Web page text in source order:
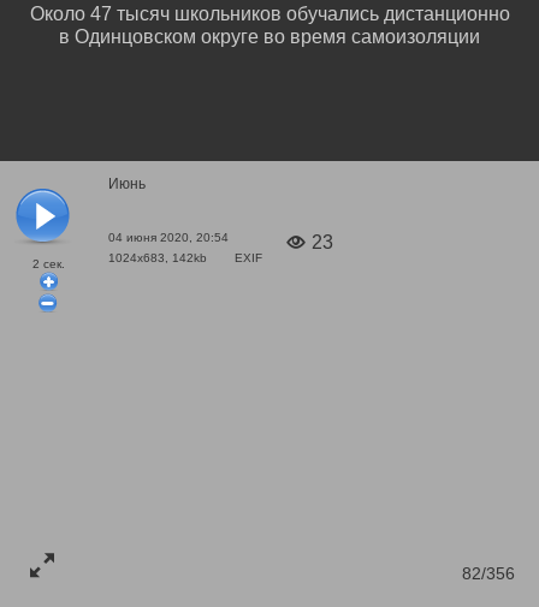
2 сек.
Июнь
04 июня 2020, 20:54
1024x683, 142kb
EXIF
23
82/356
Около 47 тысяч школьников обучались дистанционно
в Одинцовском округе во время самоизоляции